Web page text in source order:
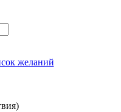
желаний